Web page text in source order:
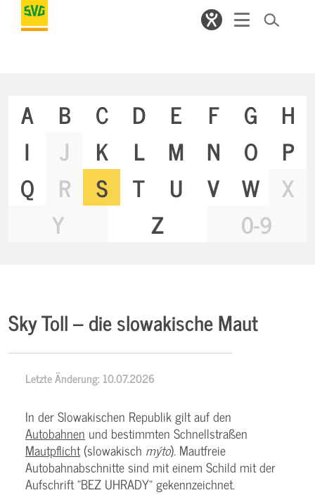
A B C D E F G
H
I
J K L M N O
P
Q
R S T U V W
X
Y
Z 0-9
Sky Toll – die slowakische Maut
Letzte Änderung: 10.07.2026
In der Slowakischen Republik gilt auf den
Autobahnen und bestimmten Schnellstraßen
Mautpflicht(slowakisch mýto). Mautfreie
Autobahnabschnitte sind mit einem Schild mit der
Aufschrift "BEZ UHRADY" gekennzeichnet.